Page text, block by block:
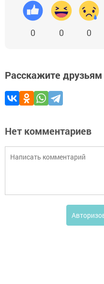
0 0 0
Расскажите друзьям
Нет комментариев